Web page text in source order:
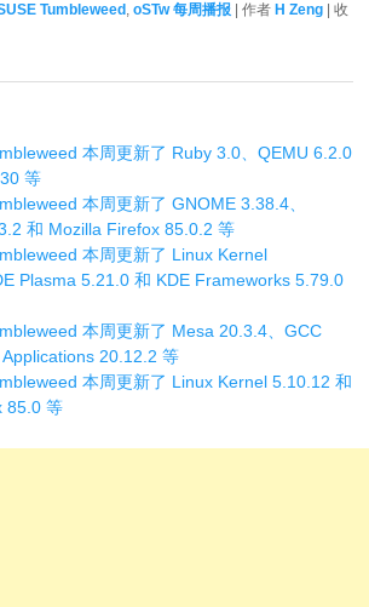
Tumbleweed ,oSTw 每周播报 | 作者 H Zeng | 收
本周更新了 Ruby 3.0、QEMU 6.2.0
等
本周更新了 GNOME 3.38.4、
和 Mozilla Firefox 85.0.2 等
本周更新了 Linux Kernel
Plasma 5.21.0 和 KDE Frameworks 5.79.0
本周更新了 Mesa 20.3.4、GCC
20.12.2 等
本周更新了 Linux Kernel 5.10.12 和
85.0 等